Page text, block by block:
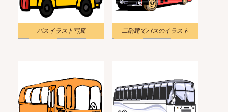
バスイラスト写真 二階建てバスのイラスト